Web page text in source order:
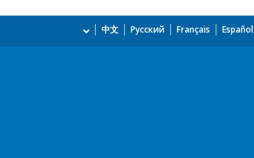
Español
Français
Русский
中文